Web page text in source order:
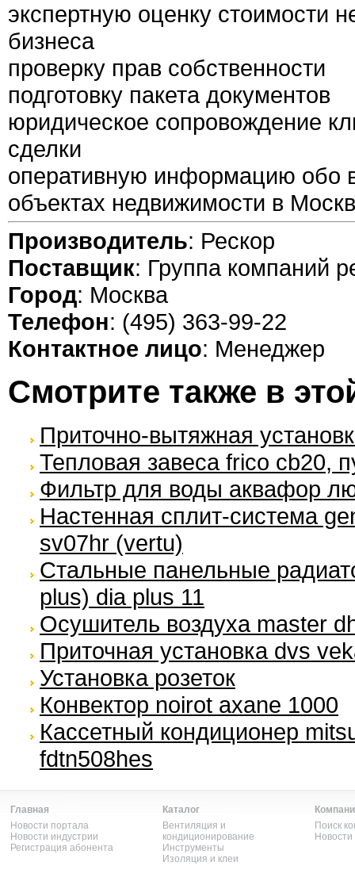
экспертную оценку стоимости
бизнеса
проверку прав собственности
подготовку пакета документов
юридическое сопровождение
сделки
оперативную информацию обо
объектах недвижимости в
Производитель: Рескор
Поставщик: Группа компаний
Город: Москва
Телефон: (495) 363-99-22
Контактное лицо: Менеджер
Смотрите также в
Приточно-вытяжная
Тепловая завеса frico cb20,
Фильтр для воды аквафор
Настенная сплит-система
sv07hr (vertu)
Стальные панельные
plus) dia plus 11
Осушитель воздуха master
Приточная установка dvs
Установка розеток
Конвектор noirot axane 1000
Кассетный кондиционер
fdtn508hes
Главная
Новости портала
Новости индустрии
Регистрация абонента
Каталог
Вентиляция и
кондиционирование
Инструменты
Изоляция и клеи
Поиск